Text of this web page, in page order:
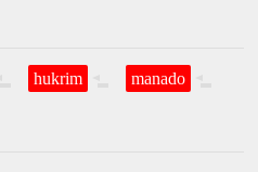
hukrim manado